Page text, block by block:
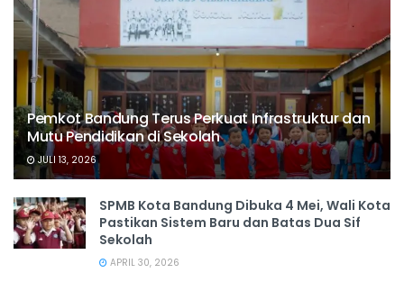
Pemkot Bandung Terus Perkuat Infrastruktur dan
Mutu Pendidikan di Sekolah
JULI 13, 2026
SPMB Kota Bandung Dibuka 4 Mei, Wali Kota
Pastikan Sistem Baru dan Batas Dua Sif
Sekolah
APRIL 30, 2026